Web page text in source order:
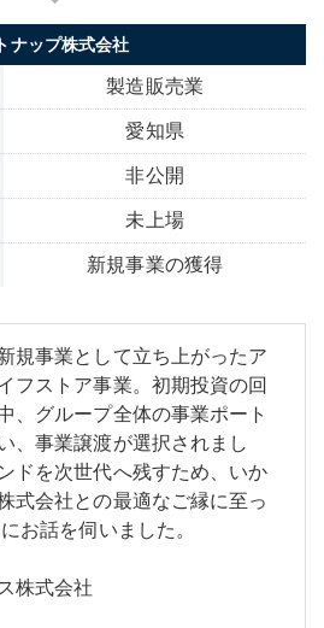
ナップ株式会社
製造販売業
愛知県
非公開
未上場
新規事業の獲得
規事業として立ち上がったア
フストア事業。初期投資の回
、グループ全体の事業ポート
、事業譲渡が選択されまし
ドを次世代へ残すため、いか
式会社との最適なご縁に至っ
お話を伺いました。
株式会社